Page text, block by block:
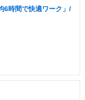
6時間で快適ワーク」/